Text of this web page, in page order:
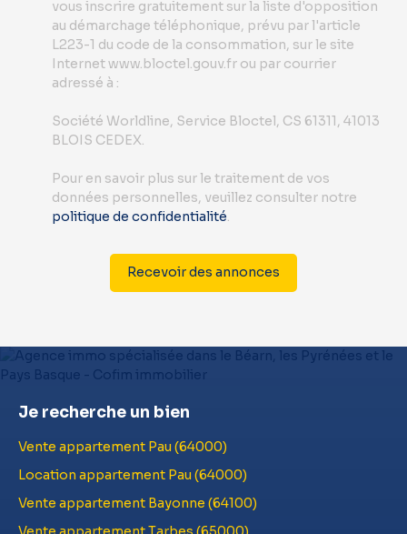
vous inscrire gratuitement sur la liste d'opposition
au démarchage téléphonique, prévu par l'article
L223-1 du code de la consommation, sur le site
Internet www.bloctel.gouv.fr ou par courrier
adressé à :
Société Worldline, Service Bloctel, CS 61311, 41013
BLOIS CEDEX.
Pour en savoir plus sur le traitement de vos
données personnelles, veuillez consulter notre
politique de confidentialité.
Recevoir des annonces
Je recherche un bien
Vente appartement Pau (64000)
Location appartement Pau (64000)
Vente appartement Bayonne (64100)